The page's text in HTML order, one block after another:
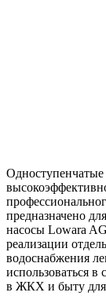
предназначено
насосы Lowara
реализации
водоснабжения
использоваться в
в ЖКХ и быту для